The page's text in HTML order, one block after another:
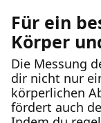
Für ein
Körper
Die Messung
dir nicht nur
körperlichen
fördert auch